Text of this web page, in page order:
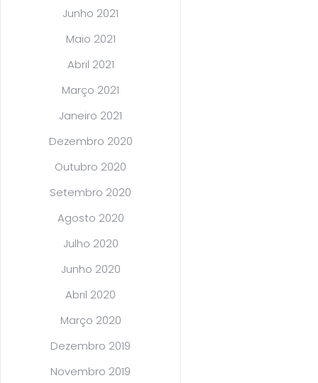
Junho 2021
Maio 2021
Abril 2021
Março 2021
Janeiro 2021
Dezembro 2020
Outubro 2020
Setembro 2020
Agosto 2020
Julho 2020
Junho 2020
Abril 2020
Março 2020
Dezembro 2019
Novembro 2019